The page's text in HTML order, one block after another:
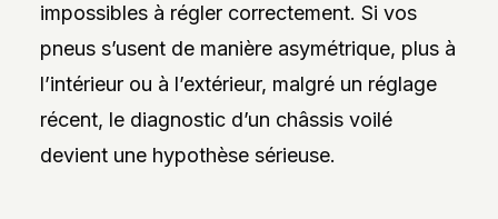
impossibles à régler correctement. Si vos
pneus s’usent de manière asymétrique, plus à
l’intérieur ou à l’extérieur, malgré un réglage
récent, le diagnostic d’un châssis voilé
devient une hypothèse sérieuse.